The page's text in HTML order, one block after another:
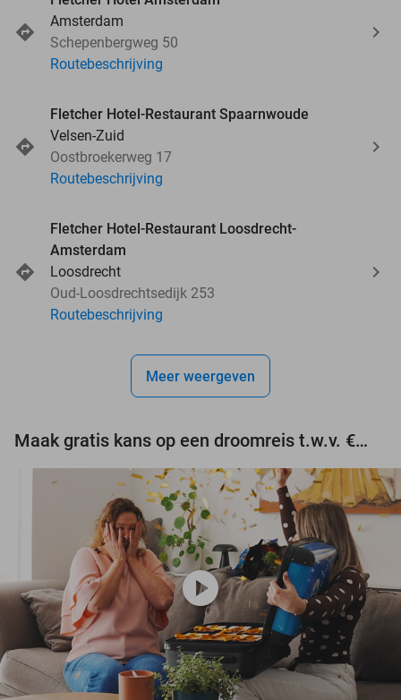
Amsterdam
Schepenbergweg 50
Routebeschrijving
Fletcher Hotel-Restaurant Spaarnwoude
Velsen-Zuid
Oostbroekerweg 17
Routebeschrijving
Fletcher Hotel-Restaurant Loosdrecht-
Amsterdam
Loosdrecht
Oud-Loosdrechtsedijk 253
Routebeschrijving
Meer weergeven
Maak gratis kans op een droomreis t.w.v. €3.000!
play_circle